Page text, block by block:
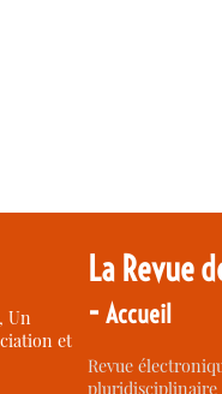
Un
et
La Revue
-Accueil
Revue